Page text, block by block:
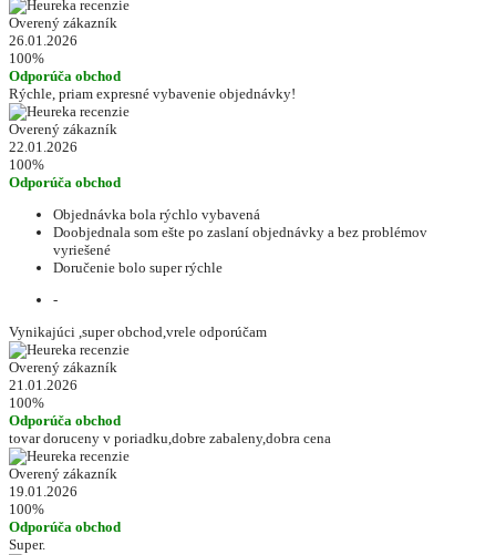
Overený zákazník
26.01.2026
100%
Odporúča obchod
Rýchle, priam expresné vybavenie objednávky!
Overený zákazník
22.01.2026
100%
Odporúča obchod
Objednávka bola rýchlo vybavená
Doobjednala som ešte po zaslaní objednávky a bez problémov
vyriešené
Doručenie bolo super rýchle
-
Vynikajúci ,super obchod,vrele odporúčam
Overený zákazník
21.01.2026
100%
Odporúča obchod
tovar doruceny v poriadku,dobre zabaleny,dobra cena
Overený zákazník
19.01.2026
100%
Odporúča obchod
Super.